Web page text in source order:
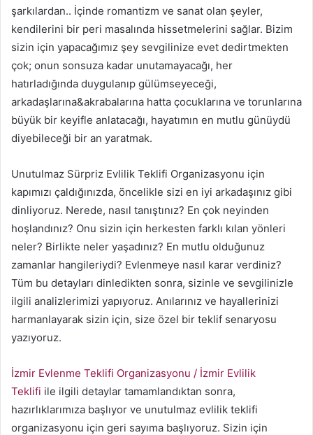
şarkılardan.. İçinde romantizm ve sanat olan şeyler,
kendilerini bir peri masalında hissetmelerini sağlar. Bizim
sizin için yapacağımız şey sevgilinize evet dedirtmekten
çok; onun sonsuza kadar unutamayacağı, her
hatırladığında duygulanıp gülümseyeceği,
arkadaşlarına&akrabalarına hatta çocuklarına ve torunlarına
büyük bir keyifle anlatacağı, hayatımın en mutlu günüydü
diyebileceği bir an yaratmak.
Unutulmaz Sürpriz Evlilik Teklifi Organizasyonu için
kapımızı çaldığınızda, öncelikle sizi en iyi arkadaşınız gibi
dinliyoruz. Nerede, nasıl tanıştınız? En çok neyinden
hoşlandınız? Onu sizin için herkesten farklı kılan yönleri
neler? Birlikte neler yaşadınız? En mutlu olduğunuz
zamanlar hangileriydi? Evlenmeye nasıl karar verdiniz?
Tüm bu detayları dinledikten sonra, sizinle ve sevgilinizle
ilgili analizlerimizi yapıyoruz. Anılarınız ve hayallerinizi
harmanlayarak sizin için, size özel bir teklif senaryosu
yazıyoruz.
İzmir Evlenme Teklifi Organizasyonu / İzmir Evlilik
Teklifi ile ilgili detaylar tamamlandıktan sonra,
hazırlıklarımıza başlıyor ve unutulmaz evlilik teklifi
organizasyonu için geri sayıma başlıyoruz. Sizin için